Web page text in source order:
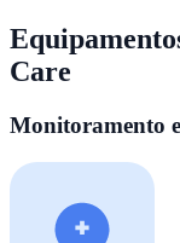
Care
Monitoramento